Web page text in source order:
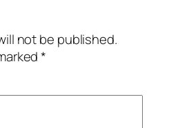
not be published.
*